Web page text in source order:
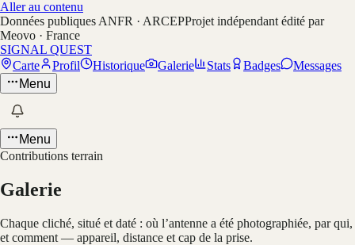
Aller au contenu
Données publiques ANFR · ARCEPProjet indépendant édité par
Meovo · France
SIGNAL QUEST
Carte
Profil Historique Galerie Stats Badges
Messages
Menu
Menu
Contributions terrain
Galerie
Chaque cliché, situé et daté : où l’antenne a été photographiée, par qui,
et comment — appareil, distance et cap de la prise.